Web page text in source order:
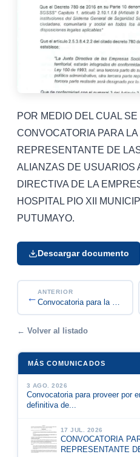
POR MEDIO DEL CUAL
CONVOCATORIA PARA LA
REPRESENTANTE DE
ALIANZAS DE USUARIOS
DIRECTIVA DE LA
HOSPITAL PIO XII
PUTUMAYO.
Descargar documento
← ANTERIOR
Convocatoria para la Elección del Representante...
Convocatoria para
← Volver al listado
MÁS COMUNICADOS
3 AGO. 2026
Convocatoria para proveer por
definitiva de...
17 JUL. 2026
CONVOCATORIA
REPRESENTANTE